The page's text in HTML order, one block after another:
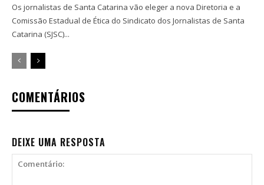
Os jornalistas de Santa Catarina vão eleger a nova Diretoria e a
Comissão Estadual de Ética do Sindicato dos Jornalistas de Santa
Catarina (SJSC)...
COMENTÁRIOS
DEIXE UMA RESPOSTA